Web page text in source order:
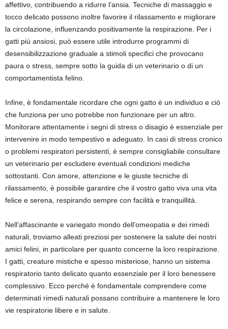
affettivo, contribuendo a ridurre l’ansia. Tecniche di massaggio e
tocco delicato possono inoltre favorire il rilassamento e migliorare
la circolazione, influenzando positivamente la respirazione. Per i
gatti più ansiosi, può essere utile introdurre programmi di
desensibilizzazione graduale a stimoli specifici che provocano
paura o stress, sempre sotto la guida di un veterinario o di un
comportamentista felino.
Infine, è fondamentale ricordare che ogni gatto è un individuo e ciò
che funziona per uno potrebbe non funzionare per un altro.
Monitorare attentamente i segni di stress o disagio è essenziale per
intervenire in modo tempestivo e adeguato. In casi di stress cronico
o problemi respiratori persistenti, è sempre consigliabile consultare
un veterinario per escludere eventuali condizioni mediche
sottostanti. Con amore, attenzione e le giuste tecniche di
rilassamento, è possibile garantire che il vostro gatto viva una vita
felice e serena, respirando sempre con facilità e tranquillità.
Nell’affascinante e variegato mondo dell’omeopatia e dei rimedi
naturali, troviamo alleati preziosi per sostenere la salute dei nostri
amici felini, in particolare per quanto concerne la loro respirazione.
I gatti, creature mistiche e spesso misteriose, hanno un sistema
respiratorio tanto delicato quanto essenziale per il loro benessere
complessivo. Ecco perché è fondamentale comprendere come
determinati rimedi naturali possano contribuire a mantenere le loro
vie respiratorie libere e in salute.